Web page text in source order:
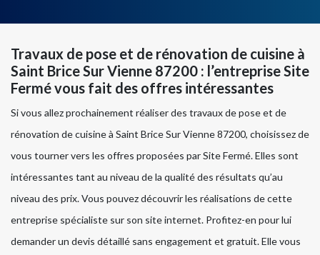
Travaux de pose et de rénovation de cuisine à
Saint Brice Sur Vienne 87200 : l’entreprise Site
Fermé vous fait des offres intéressantes
Si vous allez prochainement réaliser des travaux de pose et de
rénovation de cuisine à Saint Brice Sur Vienne 87200, choisissez de
vous tourner vers les offres proposées par Site Fermé. Elles sont
intéressantes tant au niveau de la qualité des résultats qu’au
niveau des prix. Vous pouvez découvrir les réalisations de cette
entreprise spécialiste sur son site internet. Profitez-en pour lui
demander un devis détaillé sans engagement et gratuit. Elle vous